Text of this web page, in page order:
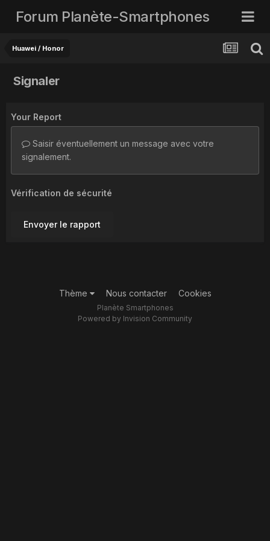
Forum Planète-Smartphones
Huawei / Honor
Signaler
Your Report
Saisir éventuellement un message avec votre
signalement.
Vérification de sécurité
Envoyer le rapport
Thème Nous contacter Cookies
Planète Smartphones
Powered by Invision Community